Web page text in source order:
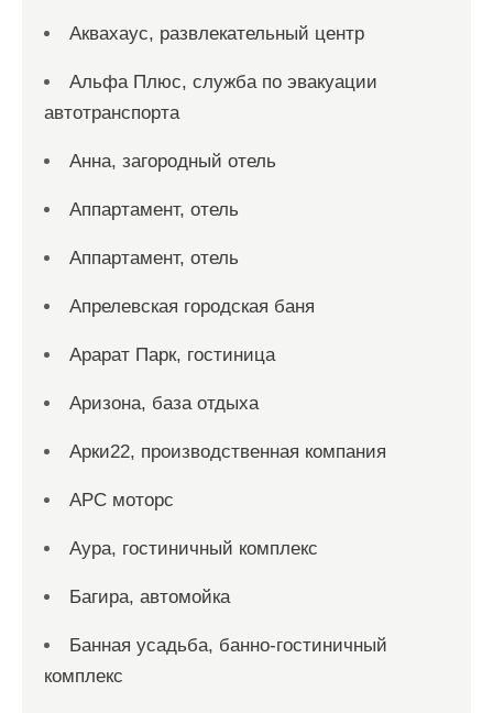
Аквахаус, развлекательный центр
Альфа Плюс, служба по эвакуации
автотранспорта
Анна, загородный отель
Аппартамент, отель
Аппартамент, отель
Апрелевская городская баня
Арарат Парк, гостиница
Аризона, база отдыха
Арки22, производственная компания
АРС моторс
Аура, гостиничный комплекс
Багира, автомойка
Банная усадьба, банно-гостиничный
комплекс